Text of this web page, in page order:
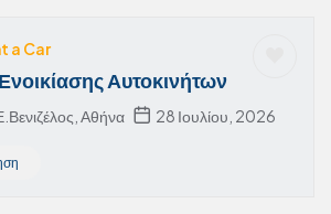
a Car
Αυτοκινήτων
Αθήνα 28 Ιουλίου, 2026